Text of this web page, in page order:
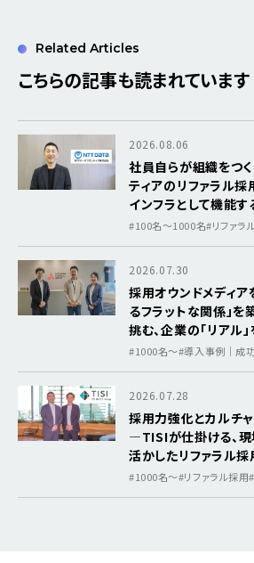
Related Articles
こちらの記事も読まれています
2026.08.06
社員自らが組織をつ
ティアのリファラル
インフラとして機能す
を軸にした採用基盤
#100名～1000名#リファラ
2026.07.30
採用オウンドメディア
るフラットな関係」
挑む、企業の「リアル
#1000名〜#導入事例｜成
2026.07.28
採用力強化とカルチ
―TISIが仕掛ける、現
活かしたリファラル
#1000名〜#リファラル採用